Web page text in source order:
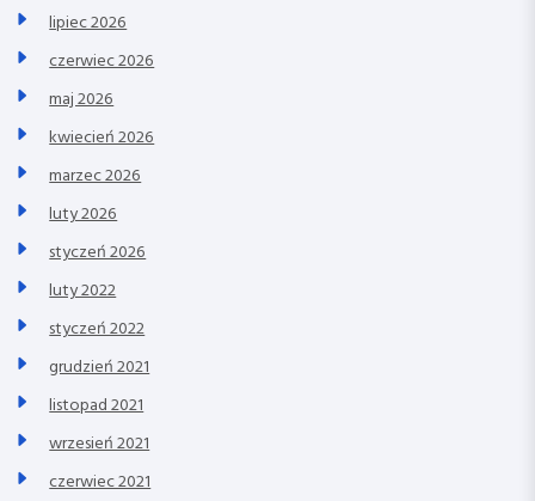
lipiec 2026
czerwiec 2026
maj 2026
kwiecień 2026
marzec 2026
luty 2026
styczeń 2026
luty 2022
styczeń 2022
grudzień 2021
listopad 2021
wrzesień 2021
czerwiec 2021